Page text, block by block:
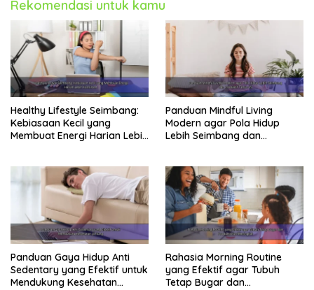
Rekomendasi untuk kamu
Healthy Lifestyle Seimbang:
Kebiasaan Kecil yang
Membuat Energi Harian Lebih
Panduan Mindful Living
Modern agar Pola Hidup
Lebih Seimbang dan
Panduan Gaya Hidup Anti
Sedentary yang Efektif untuk
Mendukung Kesehatan
Rahasia Morning Routine
yang Efektif agar Tubuh
Tetap Bugar dan